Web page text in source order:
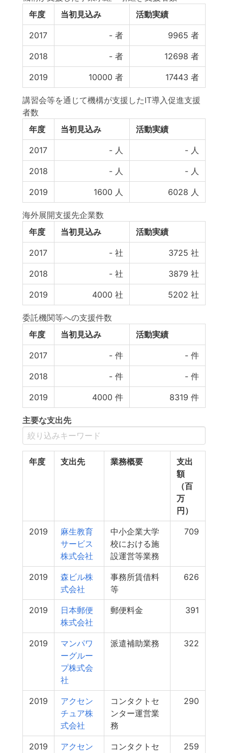
年度
当初見込み 活動実績
2017 - 者 9965 者
2018 - 者 12698 者
2019 10000 者 17443 者
講習会等を通じて機構が支援したIT導入促進支援
者数
年度
当初見込み 活動実績
2017 - 人 - 人
2018 - 人 - 人
2019 1600 人 6028 人
海外展開支援先企業数
年度
当初見込み 活動実績
2017 - 社 3725 社
2018 - 社 3879 社
2019 4000 社 5202 社
委託機関等への支援件数
年度
当初見込み 活動実績
2017 - 件 - 件
2018 - 件 - 件
2019 4000 件 8319 件
主要な支出先
年度 支出先 業務概要
支出
額
（百
万
円）
2019
麻生教育
サービス
株式会社
中小企業大学
校における施
設運営等業務
709
2019
森ビル株
式会社
事務所賃借料
等
626
2019
日本郵便
株式会社
郵便料金 391
2019
マンパワ
ーグルー
プ株式会
社
派遣補助業務 322
2019
アクセン
チュア株
式会社
コンタクトセ
ンター運営業
務
290
2019
アクセン
コンタクトセ
259